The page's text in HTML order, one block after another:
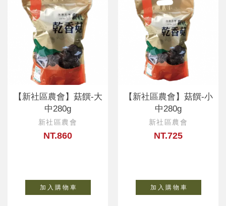
【新社區農會】菇饌-大
中280g
新社區農會
NT.860
加 入 購 物 車
【新社區農會】菇饌-小
中280g
新社區農會
NT.725
加 入 購 物 車